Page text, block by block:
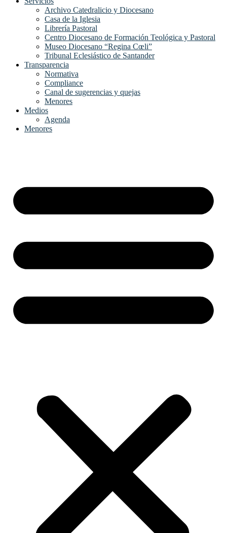
Archivo Catedralicio y Diocesano
Casa de la Iglesia
Librería Pastoral
Centro Diocesano de Formación Teológica y Pastoral
Museo Diocesano “Regina Cœli”
Tribunal Eclesiástico de Santander
Transparencia
Normativa
Compliance
Canal de sugerencias y quejas
Menores
Medios
Agenda
Menores